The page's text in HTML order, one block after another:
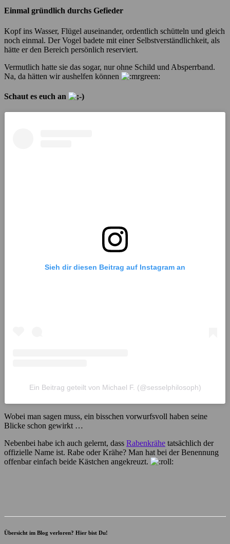
Einmal gründlich durchs Gefieder
Kopf ins Wasser, Flügel auseinander, ordentlich schütteln und gleich
noch einmal. Der Vogel badete mit einer Selbstverständlichkeit, als
hätte er den Bereich persönlich reserviert.
Vermutlich hatte sie das sogar, nur ohne Schild und Absperrband.
Na, da hätten wir aushelfen können
Schaut es euch an
Sieh dir diesen Beitrag auf Instagram an
Ein Beitrag geteilt von Michael F. (@sesselphilosoph)
Wobei man sagen muss, ein bisschen vorwurfsvoll haben seine
Blicke schon gewirkt …
Nebenbei habe ich auch gelernt, dass Rabenkrähe tatsächlich der
offizielle Name ist. Rabe oder Krähe? Man hat bei der Benennung
offenbar einfach beide Kästchen angekreuzt.
Übersicht im Blog verloren? Hier bist Du!